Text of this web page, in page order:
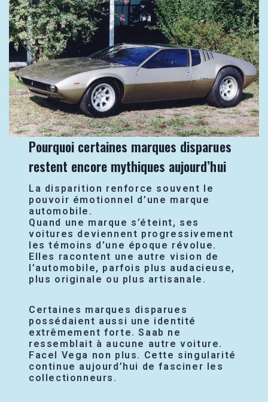
Pourquoi certaines marques disparues
restent encore mythiques aujourd’hui
La disparition renforce souvent le
pouvoir émotionnel d’une marque
automobile.
Quand une marque s’éteint, ses
voitures deviennent progressivement
les témoins d’une époque révolue.
Elles racontent une autre vision de
l’automobile, parfois plus audacieuse,
plus originale ou plus artisanale.
Certaines marques disparues
possédaient aussi une identité
extrêmement forte. Saab ne
ressemblait à aucune autre voiture.
Facel Vega non plus. Cette singularité
continue aujourd’hui de fasciner les
collectionneurs.